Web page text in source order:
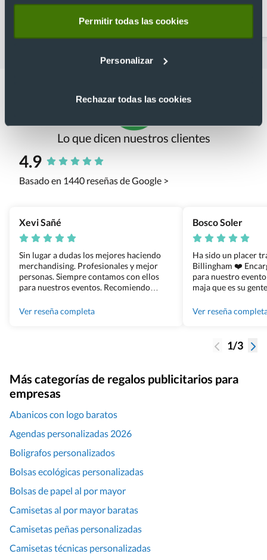
Permitir todas las cookies
Personalizar
Rechazar todas las cookies
Linternas de mano Linternas multiusos
Lo que dicen nuestros clientes
4.9
Basado en 1440 reseñas de Google >
Xevi Sañé
Sin lugar a dudas los mejores haciendo
merchandising. Profesionales y mejor
personas. Siempre contamos con ellos
para nuestros eventos. Recomiendo
Ver reseña completa
Bosco Soler
Ha sido un placer
Billingham ❤️
para nuestro
maja que es su
100%
Ver reseña
1/3
Más categorías de regalos publicitarios para
empresas
Abanicos con logo baratos
Agendas personalizadas 2026
Boligrafos personalizados
Bolsas ecológicas personalizadas
Bolsas de papel al por mayor
Camisetas al por mayor baratas
Camisetas peñas personalizadas
Camisetas técnicas personalizadas